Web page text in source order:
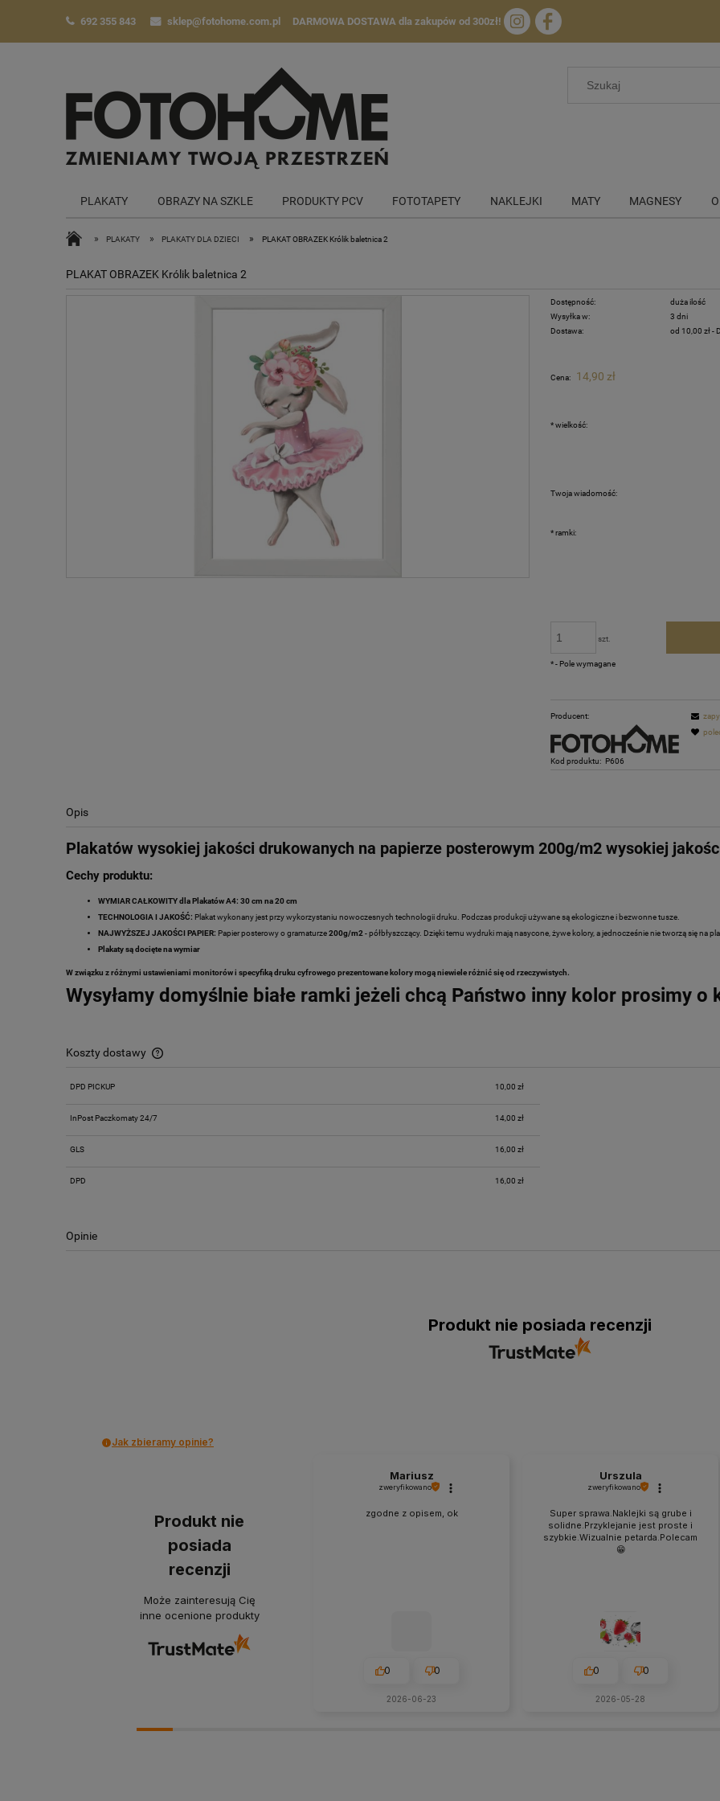
692 355 843 sklep@fotohome.com.pl DARMOWA DOSTAWA dla zakupów od 300zł!
PLAKATY OBRAZY NA SZKLE PRODUKTY PCV FOTOTAPETY NAKLEJKI MATY MAGNESY
» PLAKATY » PLAKATY DLA DZIECI » PLAKAT OBRAZEK Królik baletnica 2
PLAKAT OBRAZEK Królik baletnica 2
Dostępność:
duża ilość
Wysyłka w:
3 dni
Dostawa:
od 10,00 zł-
płatności
Cena: 14,90 zł
*wielkość:
Twoja wiadomość:
*ramki:
szt.
*- Pole wymagane
Producent:
Kod produktu: P606
Opis
Plakatów wysokiej jakości drukowanych na papierze posterowym 200g/m2 wysokiej
Cechy produktu:
WYMIAR CAŁKOWITY dla Plakatów A4: 30 cm na 20 cm
TECHNOLOGIA I JAKOŚĆ: Plakat wykonany jest przy wykorzystaniu nowoczesnych technologii druku. Podczas produkcji używane są ekologiczne i bezwonne tusze.
NAJWYŻSZEJ JAKOŚCI PAPIER: Papier posterowy o gramaturze200g/m2 - półbłyszczący. Dzięki temu wydruki mają nasycone, żywe kolory, a jednocześnie nie tworzą się na
Plakaty są docięte na wymiar
W związku z różnymi ustawieniami monitorów i specyfiką druku cyfrowego prezentowane kolory mogą niewiele różnić się od rzeczywistych.
Wysyłamy domyślnie białe ramki jeżeli chcą Państwo inny kolor prosimy
Koszty dostawy
DPD PICKUP 10,00 zł
InPost Paczkomaty 24/7 14,00 zł
GLS 16,00 zł
DPD 16,00 zł
Opinie
Produkt nie posiada recenzji
Jak zbieramy opinie?
Produkt nie
posiada
recenzji
Może zainteresują Cię
inne ocenione produkty
Mariusz
zweryfikowano
zgodne z opisem, ok
0 0
2026-06-23
Urszula
zweryfikowano
Super sprawa.Naklejki są grube i
solidne.Przyklejanie jest proste i
szybkie.Wizualnie petarda.Polecam
😁
0 0
2026-05-28